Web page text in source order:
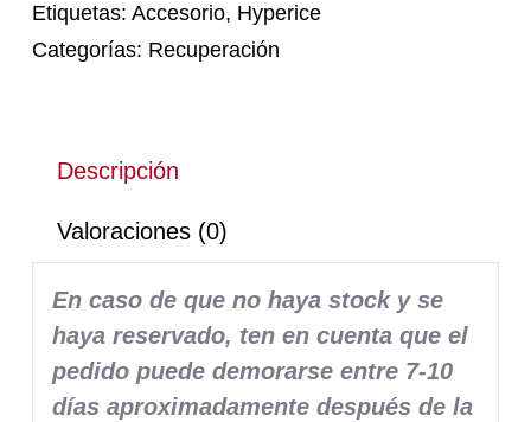
Etiquetas:Accesorio, Hyperice
Categorías: Recuperación
Descripción
Valoraciones (0)
En caso de que no haya stock y se
haya reservado, ten en cuenta que el
pedido puede demorarse entre 7-10
días aproximadamente después de la